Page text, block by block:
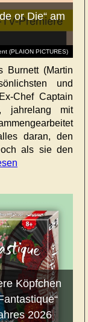
(PLAION PICTURES)
or Die“ am
Burnett (Martin
und
Chef Captain
jahrelang mit
daran, den
als sie den
Köpfchen
2026